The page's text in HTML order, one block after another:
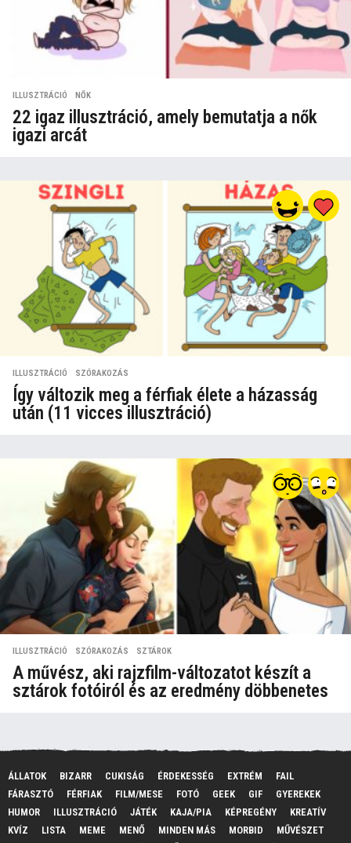
ILLUSZTRÁCIÓ ,NŐK
22 igaz illusztráció, amely bemutatja a nők
igazi arcát
ILLUSZTRÁCIÓ ,SZÓRAKOZÁS
Így változik meg a férfiak élete a házasság
után (11 vicces illusztráció)
ILLUSZTRÁCIÓ ,SZÓRAKOZÁS ,SZTÁROK
A művész, aki rajzfilm-változatot készít a
sztárok fotóiról és az eredmény döbbenetes
ÁLLATOK BIZARR CUKISÁG ÉRDEKESSÉG EXTRÉM
FAIL
FÁRASZTÓ
FÉRFIAK FILM/MESE FOTÓ GEEK GIF
GYEREKEK
HUMOR
ILLUSZTRÁCIÓ JÁTÉK KAJA/PIA KÉPREGÉNY
KREATÍV
KVÍZ
LISTA MEME MENŐ MINDEN MÁS MORBID
MŰVÉSZET